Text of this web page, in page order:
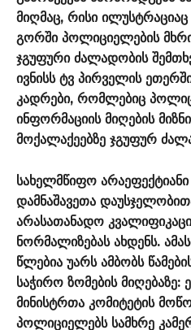
მიღმაც, რისი
გორში პოლიციელების
ჯგუფური ძალადობის
ივნისს ტვ პირველის
კადრები, რომლებიც
ინფორმაციის მიღების
მოქალაქეებზე ჯგუფურ
სახელმწიფო
დამნაშავეთა
არასათანადო
ნორმალიზებას ახდენს.
წლებია უარს ამბობს
საჭირო ზომების მიღებაზე:
მინისტრთა კომიტეტის
პოლიციელებს სამხრე